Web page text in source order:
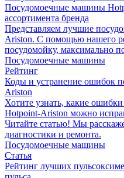
Посудомоечные машины
ассортимента бренда
Представляем лучшие
Ariston. С помощью нашего
посудомойку, максимально
Посудомоечные машины
Рейтинг
Коды и устранение ошибок
Ariston
Хотите узнать, какие
Hotpoint-Ariston можно
Читайте статью! Мы
диагностики и ремонта.
Посудомоечные машины
Статья
Рейтинг лучших